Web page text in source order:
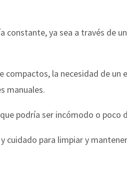
constante, ya sea a través de
la necesidad de un
manuales.
podría ser incómodo o
para limpiar y